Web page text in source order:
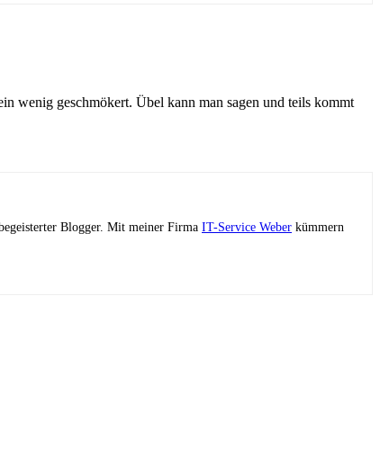
wenig geschmökert. Übel kann man sagen und teils kommt
Blogger. Mit meiner Firma IT-Service Weber kümmern